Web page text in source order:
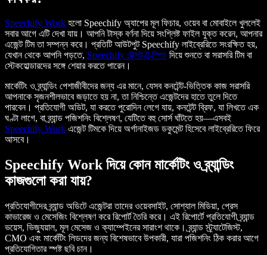
Speechify Work হলো Speechify অ্যাপের মূল ফিচার, ওয়েব বা মোবাইলে খুললেই
সবার আগে এটি দেখা যায়। আপনি টাস্ক বর্ণনা দিয়ে সংশ্লিষ্ট ফাইল যুক্ত করেন, আপনার
এজেন্ট টিম তা সম্পন্ন করে। প্রতিটি আউটপুট Speechify লাইব্রেরিতে সংরক্ষিত হয়,
যেখান থেকে আপনি পড়তে, Speechify টেক্সট-টু-স্পিচ দিয়ে শুনতে বা সরাসরি টিম বা
স্টেকহোল্ডারদের সঙ্গে শেয়ার করতে পারেন।
মার্কেটিং ও ব্র্যান্ডিং পেশাজীবীদের জন্য এর মানে, যেসব কনটেন্ট-ভিত্তিক কাজ সরাসরি
আপনাকে সৃজনশীলভাবে জড়াতে হয় না, তা নিশ্চিন্তে এজেন্টদের হাতে তুলে দিতে
পারবেন। প্রতিযোগী অডিট, যা করতে পুরোদিন লেগে যায়, কনটেন্ট ব্রিফ, যা লিখতে এক
ঘণ্টা লাগে, বা ব্র্যান্ড পজিশনিং বিশ্লেষণ, যেটিতে বহু সোর্স ঘাঁটতে হয়—এসবই
Speechify Work এজেন্ট টিমকে দিয়ে অর্গানাইজড ডকুমেন্ট হিসেবে লাইব্রেরিতে ফিরে
আসবে।
Speechify Work দিয়ে কোন মার্কেটিং ও ব্র্যান্ডিং
কাজগুলো করা যায়?
প্রতিযোগীদের ব্র্যান্ড অডিটে এজেন্টরা তাদের ওয়েবসাইট, সোশ্যাল মিডিয়া, প্রেস
কাভারেজ ও মেসেজিং বিশ্লেষণ করে রিপোর্ট তৈরি করে। এই রিপোর্টে প্রতিযোগী ব্র্যান্ড
ভয়েস, ভিজ্যুয়াল, মূল মেসেজ ও ক্যাম্পেইনের সারাংশ থাকে। ব্র্যান্ড স্ট্র্যাটেজিস্ট,
CMO এবং মার্কেটিং লিডদের জন্য বিশেষভাবে উপকারী, যারা পজিশনিং ঠিক করার আগে
প্রতিযোগিতার স্পষ্ট ছবি চান।